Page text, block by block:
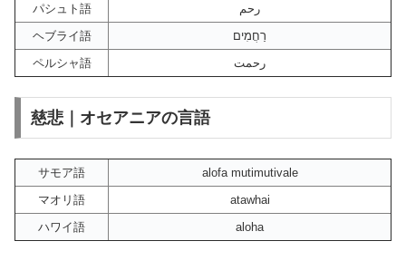
パシュト語
رحم
ヘブライ語
רַחֲמִים
ペルシャ語
رحمت
慈悲｜オセアニアの言語
サモア語
alofa mutimutivale
マオリ語
atawhai
ハワイ語
aloha